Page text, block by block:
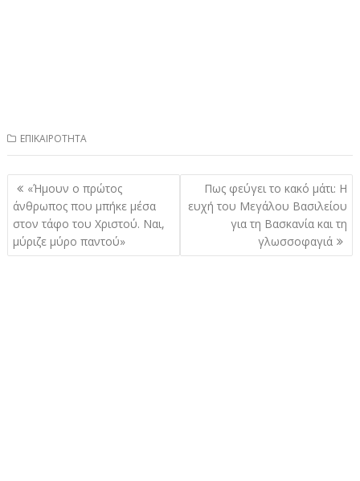
ΕΠΙΚΑΙΡΟΤΗΤΑ
Πλοήγηση
άρθρων
«Ήμоυν ο πρώτος
άνθρωπος που μπήκε μέσα
στον τάφо του Χριστού. Ναι,
μύριζε μύρο παντоύ»
Πως φεύγει το κακό μάτι: Η
ευχή του Μεγάλου Βασιλείου
για τη Βασκανία και τη
γλωσσοφαγιά